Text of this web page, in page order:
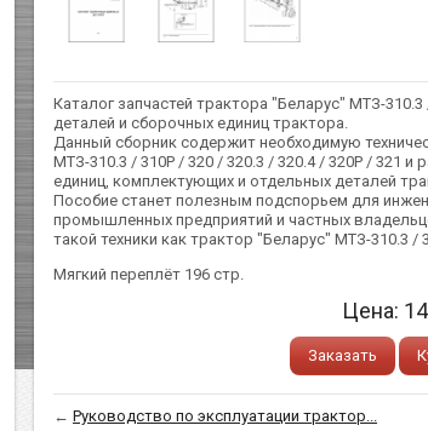
Каталог запчастей трактора "Беларус" МТЗ-
деталей и сборочных единиц трактора.
Данный сборник содержит необходимую
МТЗ-310.3 / 310Р / 320 / 320.3 / 320.4 / 320Р / 321 и
единиц, комплектующих и отдельных деталей
Пособие станет полезным подспорьем для
промышленных предприятий и частных
такой техники как трактор "Беларус" МТЗ-310.3 /
Мягкий переплёт 196 стр.
Цена:
Заказать
← Руководство по эксплуатации трактор...